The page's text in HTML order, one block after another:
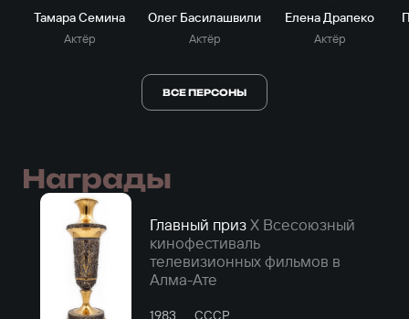
Тамара Семина
Актёр
Олег Басилашвили
Актёр
Елена Драпеко
Актёр
ВСЕ ПЕРСОНЫ
Награды
Главный призX Всесоюзный
кинофестиваль
телевизионных фильмов в
Алма-Ате
1983 СССР